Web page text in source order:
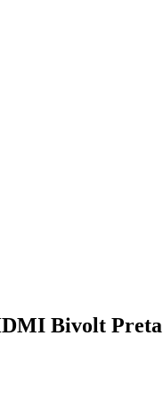
Bivolt Preta